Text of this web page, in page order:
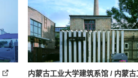
内蒙古工业大学建筑系馆 / 内蒙